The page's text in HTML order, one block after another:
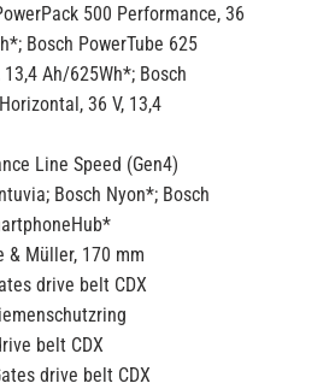
500 Performance, 36
Bosch PowerTube 625
Ah/625Wh*; Bosch
36 V, 13,4
Line Speed (Gen4)
Bosch Nyon*; Bosch
& Müller, 170 mm
drive belt CDX
belt CDX
drive belt CDX